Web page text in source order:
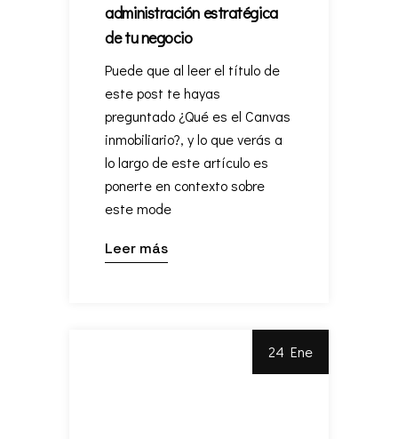
administración estratégica
de tu negocio
Puede que al leer el título de
este post te hayas
preguntado ¿Qué es el Canvas
inmobiliario?, y lo que verás a
lo largo de este artículo es
ponerte en contexto sobre
este mode
Leer más
24 Ene